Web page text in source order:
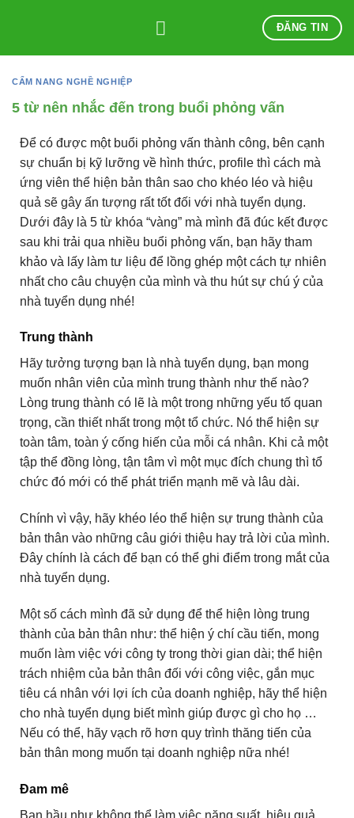
ĐĂNG TIN
CẨM NANG NGHỀ NGHIỆP
5 từ nên nhắc đến trong buổi phỏng vấn
Để có được một buổi phỏng vấn thành công, bên cạnh
sự chuẩn bị kỹ lưỡng về hình thức, profile thì cách mà
ứng viên thể hiện bản thân sao cho khéo léo và hiệu
quả sẽ gây ấn tượng rất tốt đối với nhà tuyển dụng.
Dưới đây là 5 từ khóa “vàng” mà mình đã đúc kết được
sau khi trải qua nhiều buổi phỏng vấn, bạn hãy tham
khảo và lấy làm tư liệu để lồng ghép một cách tự nhiên
nhất cho câu chuyện của mình và thu hút sự chú ý của
nhà tuyển dụng nhé!
Trung thành
Hãy tưởng tượng bạn là nhà tuyển dụng, bạn mong
muốn nhân viên của mình trung thành như thế nào?
Lòng trung thành có lẽ là một trong những yếu tố quan
trọng, cần thiết nhất trong một tổ chức. Nó thể hiện sự
toàn tâm, toàn ý cống hiến của mỗi cá nhân. Khi cả một
tập thể đồng lòng, tận tâm vì một mục đích chung thì tổ
chức đó mới có thể phát triển mạnh mẽ và lâu dài.
Chính vì vậy, hãy khéo léo thể hiện sự trung thành của
bản thân vào những câu giới thiệu hay trả lời của mình.
Đây chính là cách để bạn có thể ghi điểm trong mắt của
nhà tuyển dụng.
Một số cách mình đã sử dụng để thể hiện lòng trung
thành của bản thân như: thể hiện ý chí cầu tiến, mong
muốn làm việc với công ty trong thời gian dài; thể hiện
trách nhiệm của bản thân đối với công việc, gắn mục
tiêu cá nhân với lợi ích của doanh nghiệp, hãy thể hiện
cho nhà tuyển dụng biết mình giúp được gì cho họ …
Nếu có thể, hãy vạch rõ hơn quy trình thăng tiến của
bản thân mong muốn tại doanh nghiệp nữa nhé!
Đam mê
Bạn hầu như không thể làm việc năng suất, hiệu quả